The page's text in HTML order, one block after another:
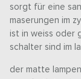
sorgt für eine
maserungen im
ist in weiss oder
schalter sind im
der matte